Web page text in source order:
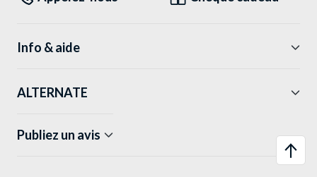
Info & aide
ALTERNATE
Publiez un avis